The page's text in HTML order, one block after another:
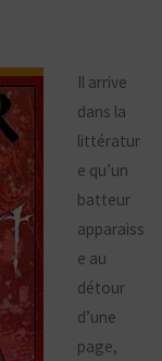
Il arrive
dans la
littératur
e qu’un
batteur
apparaiss
e au
détour
d’une
page,